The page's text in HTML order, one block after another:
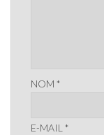
NOM *
E-MAIL *